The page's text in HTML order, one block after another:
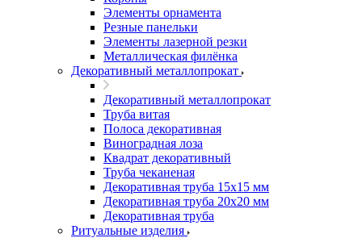
Элементы орнамента
Резные панельки
Элементы лазерной резки
Металлическая филёнка
Декоративный металлопрокат
Декоративный металлопрокат
Труба витая
Полоса декоративная
Виноградная лоза
Квадрат декоративный
Труба чеканеная
Декоративная труба 15х15 мм
Декоративная труба 20х20 мм
Декоративная труба
Ритуальные изделия